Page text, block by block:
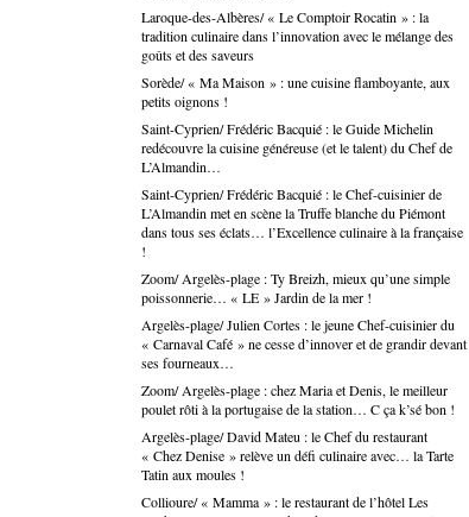
Laroque-des-Albères/ « Le Comptoir Rocatin » : la
tradition culinaire dans l’innovation avec le mélange des
goûts et des saveurs
Sorède/ « Ma Maison » : une cuisine flamboyante, aux
petits oignons !
Saint-Cyprien/ Frédéric Bacquié : le Guide Michelin
redécouvre la cuisine généreuse (et le talent) du Chef de
L’Almandin…
Saint-Cyprien/ Frédéric Bacquié : le Chef-cuisinier de
L’Almandin met en scène la Truffe blanche du Piémont
dans tous ses éclats… l’Excellence culinaire à la française
!
Zoom/ Argelès-plage : Ty Breizh, mieux qu’une simple
poissonnerie… « LE » Jardin de la mer !
Argelès-plage/ Julien Cortes : le jeune Chef-cuisinier du
« Carnaval Café » ne cesse d’innover et de grandir devant
ses fourneaux…
Zoom/ Argelès-plage : chez Maria et Denis, le meilleur
poulet rôti à la portugaise de la station… C ça k’sé bon !
Argelès-plage/ David Mateu : le Chef du restaurant
« Chez Denise » relève un défi culinaire avec… la Tarte
Tatin aux moules !
Collioure/ « Mamma » : le restaurant de l’hôtel Les